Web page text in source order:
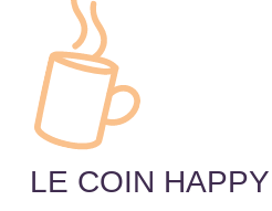
LE COIN HAPPY